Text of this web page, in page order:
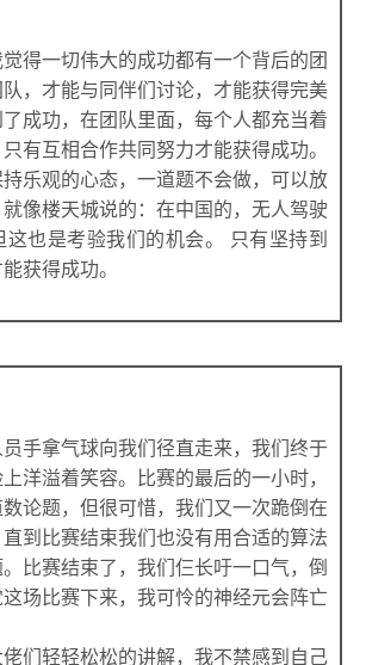
得一切伟大的成功都有一个背后的团
，才能与同伴们讨论，才能获得完美
成功，在团队里面，每个人都充当着
有互相合作共同努力才能获得成功。
乐观的心态，一道题不会做，可以放
像楼天城说的：在中国的，无人驾驶
这也是考验我们的机会。 只有坚持到
获得成功。
手拿气球向我们径直走来，我们终于
洋溢着笑容。比赛的最后的一小时，
论题，但很可惜，我们又一次跪倒在
到比赛结束我们也没有用合适的算法
比赛结束了，我们仨长吁一口气，倒
场比赛下来，我可怜的神经元会阵亡
佬们轻轻松松的讲解，我不禁感到自己